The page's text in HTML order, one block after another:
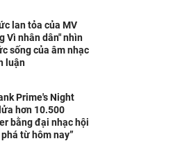
lan tỏa của MV
Vì nhân dân" nhìn
sống của âm nhạc
luận
Prime's Night
hơn 10.500
bằng đại nhạc hội
từ hôm nay”